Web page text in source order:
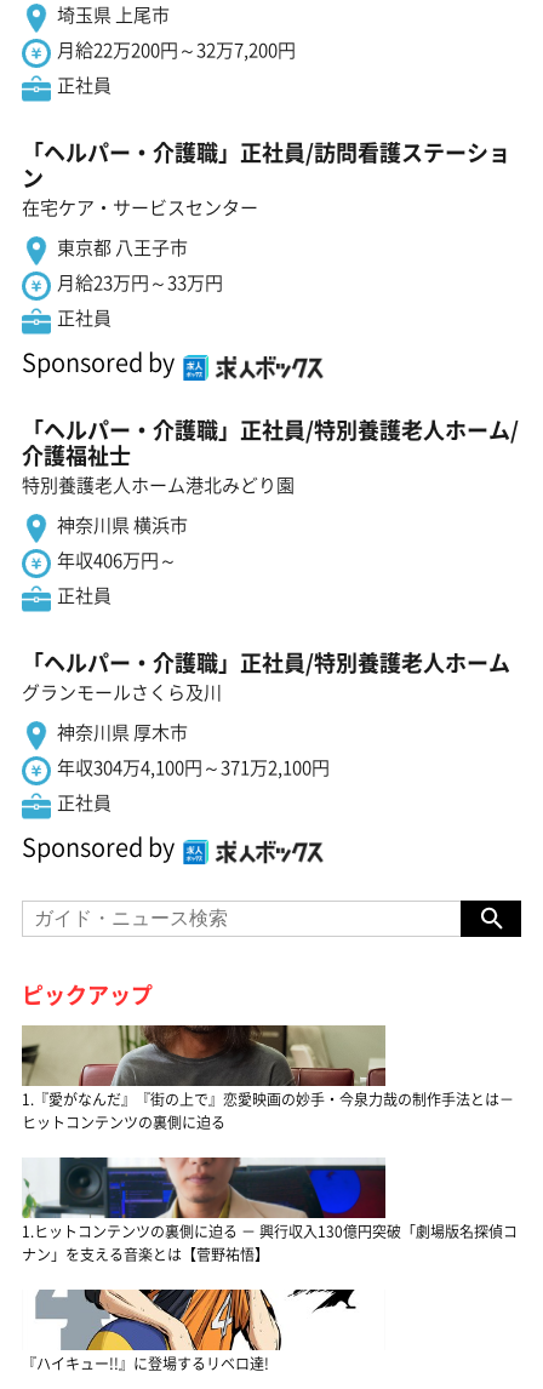
埼玉県 上尾市
月給22万200円～32万7,200円
正社員
「ヘルパー・介護職」正社員/訪問看護ステーショ
ン
在宅ケア・サービスセンター
東京都 八王子市
月給23万円～33万円
正社員
Sponsored by
「ヘルパー・介護職」正社員/特別養護老人ホーム/
介護福祉士
特別養護老人ホーム港北みどり園
神奈川県 横浜市
年収406万円～
正社員
「ヘルパー・介護職」正社員/特別養護老人ホーム
グランモールさくら及川
神奈川県 厚木市
年収304万4,100円～371万2,100円
正社員
Sponsored by
ピックアップ
1.『愛がなんだ』『街の上で』恋愛映画の妙手・今泉力哉の制作手法とは－
ヒットコンテンツの裏側に迫る
1.ヒットコンテンツの裏側に迫る － 興行収入130億円突破「劇場版名探偵コ
ナン」を支える音楽とは【菅野祐悟】
『ハイキュー!!』に登場するリベロ達!